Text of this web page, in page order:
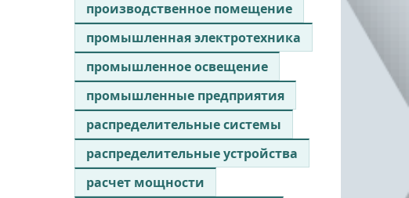
производственное помещение
промышленная электротехника
промышленное освещение
промышленные предприятия
распределительные системы
распределительные устройства
расчет мощности